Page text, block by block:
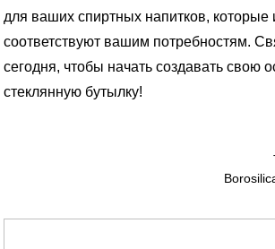
для ваших спиртных напитков, которые
соответствуют вашим потребностям.
сегодня, чтобы начать создавать свою
стеклянную бутылку!